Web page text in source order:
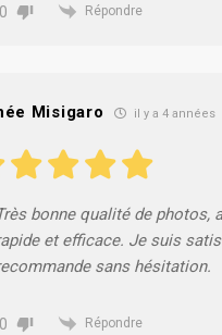
0 Répondre
Misigaro il y a 4 années
bonne qualité de photos,
et efficace. Je suis
sans hésitation.
0 Répondre